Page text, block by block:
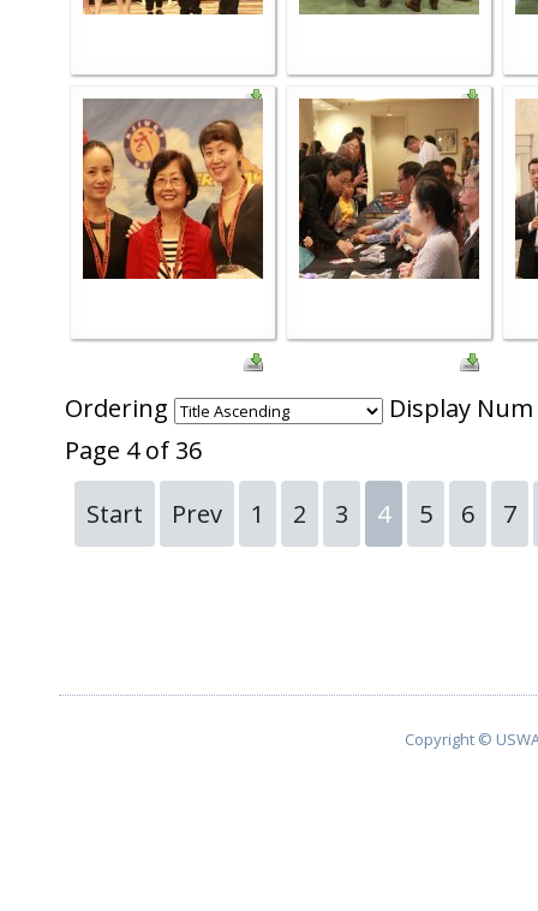
Ordering
Display Num
Page 4 of 36
Start
Prev 1 2 3 4 5 6 7
Copyright ©